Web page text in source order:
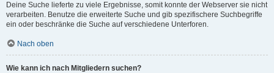
Deine Suche lieferte zu viele Ergebnisse, somit konnte der Webserver sie nicht
verarbeiten. Benutze die erweiterte Suche und gib spezifischere Suchbegriffe
ein oder beschränke die Suche auf verschiedene Unterforen.
Nach oben
Wie kann ich nach Mitgliedern suchen?